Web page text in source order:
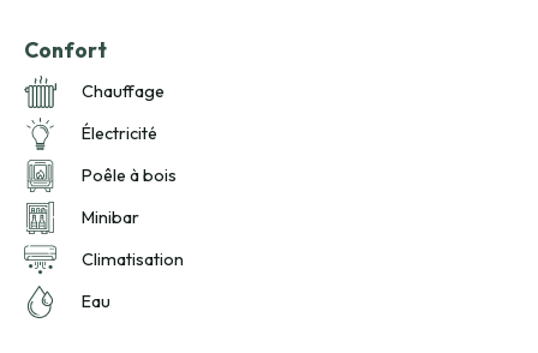
Confort
Chauffage
Électricité
Poêle à bois
Minibar
Climatisation
Eau